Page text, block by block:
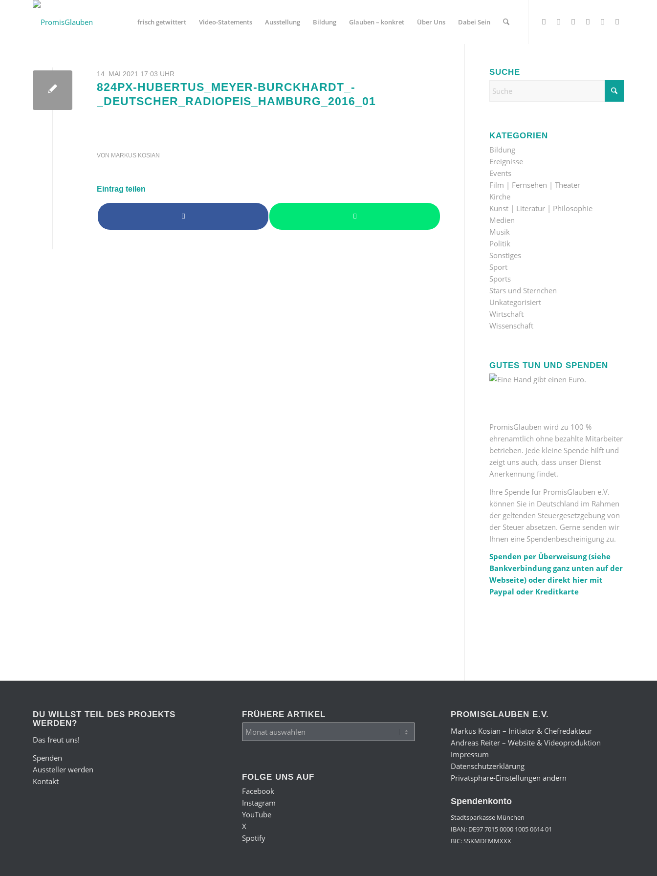
frisch getwittert Video-Statements Ausstellung Bildung Glauben – konkret Über Uns Dabei Sein
14. MAI 2021 17:03 UHR
824PX-HUBERTUS_MEYER-BURCKHARDT_-
_DEUTSCHER_RADIOPEIS_HAMBURG_2016_01
VON MARKUS KOSIAN
Eintrag teilen
SUCHE
KATEGORIEN
Bildung
Ereignisse
Events
Film | Fernsehen | Theater
Kirche
Kunst | Literatur | Philosophie
Medien
Musik
Politik
Sonstiges
Sport
Sports
Stars und Sternchen
Unkategorisiert
Wirtschaft
Wissenschaft
GUTES TUN UND SPENDEN
PromisGlauben wird zu 100 %
ehrenamtlich ohne bezahlte Mitarbeiter
betrieben. Jede kleine Spende hilft und
zeigt uns auch, dass unser Dienst
Anerkennung findet.
Ihre Spende für PromisGlauben e.V.
können Sie in Deutschland im Rahmen
der geltenden Steuergesetzgebung von
der Steuer absetzen. Gerne senden wir
Ihnen eine Spendenbescheinigung zu.
Spenden per Überweisung (siehe
Bankverbindung ganz unten auf der
Webseite) oder direkt hier mit
Paypal oder Kreditkarte
DU WILLST TEIL DES PROJEKTS
WERDEN?
Das freut uns!
Spenden
Aussteller werden
Kontakt
FRÜHERE ARTIKEL
FOLGE UNS AUF
Facebook
Instagram
YouTube
X
Spotify
PROMISGLAUBEN E.V.
Markus Kosian – Initiator & Chefredakteur
Andreas Reiter – Website & Videoproduktion
Impressum
Datenschutzerklärung
Privatsphäre-Einstellungen ändern
Spendenkonto
Stadtsparkasse München
IBAN: DE97 7015 0000 1005 0614 01
BIC: SSKMDEMMXXX